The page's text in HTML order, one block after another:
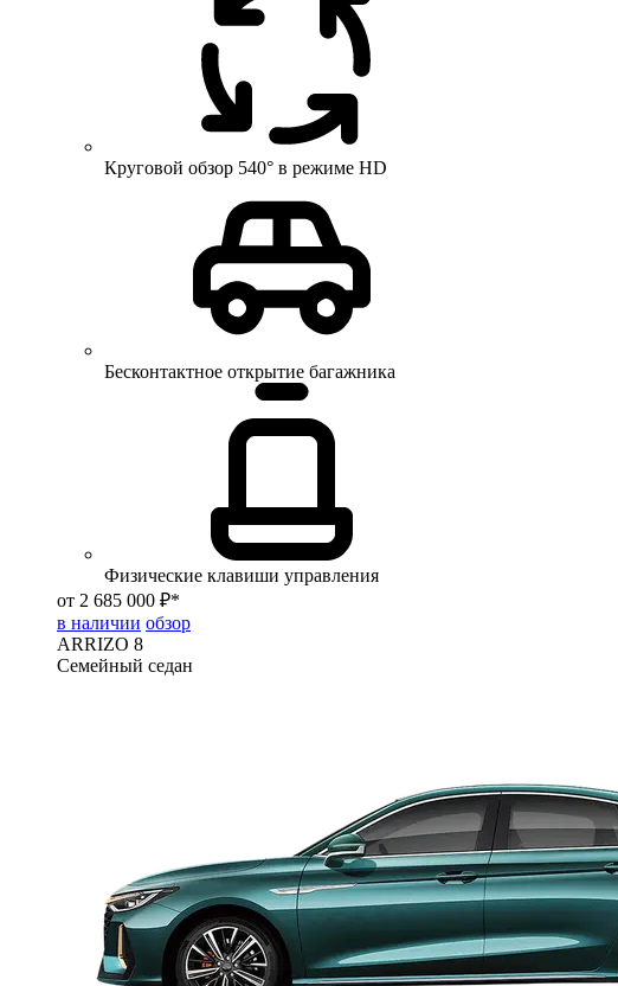
Круговой обзор 540° в режиме HD
Бесконтактное открытие багажника
Физические клавиши управления
от 2 685 000 ₽*
в наличии обзор
ARRIZO 8
Семейный седан